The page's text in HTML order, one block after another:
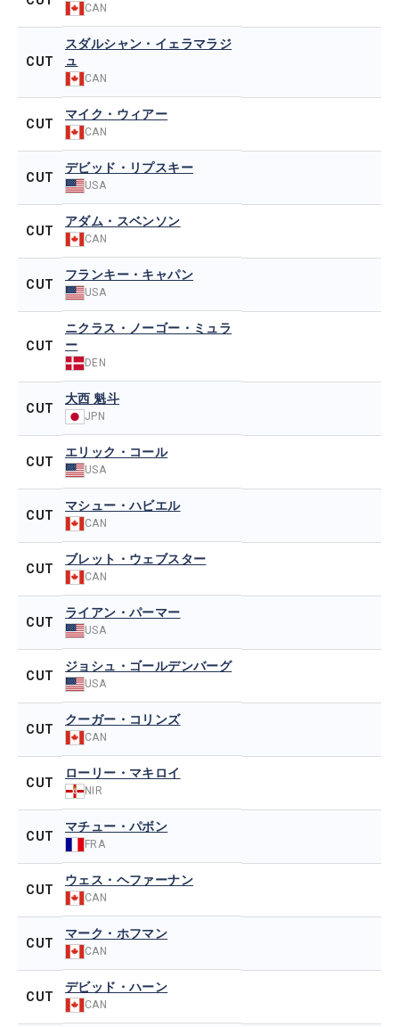
CAN
CUT
スダルシャン・イェラマラジ
ュ
CAN
CUT
マイク・ウィアー
CAN
CUT
デビッド・リプスキー
USA
CUT
アダム・スベンソン
CAN
CUT
フランキー・キャパン
USA
CUT
ニクラス・ノーゴー・ミュラ
ー
DEN
CUT
大西 魁斗
JPN
CUT
エリック・コール
USA
CUT
マシュー・ハビエル
CAN
CUT
ブレット・ウェブスター
CAN
CUT
ライアン・パーマー
USA
CUT
ジョシュ・ゴールデンバーグ
USA
CUT
クーガー・コリンズ
CAN
CUT
ローリー・マキロイ
NIR
CUT
マチュー・パボン
FRA
CUT
ウェス・ヘファーナン
CAN
CUT
マーク・ホフマン
CAN
CUT
デビッド・ハーン
CAN